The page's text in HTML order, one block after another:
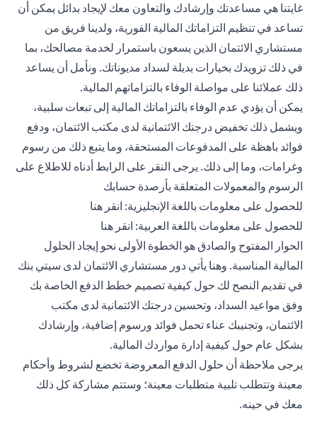
غايتنا هي مساعدتك وإرشادك والتعاون معك لإيجاد بدائل يمكن أن
تساعد في تنظيم التزاماتك المالية الفورية، ولدينا فريق من
مستشاري الائتمان الذين يسعون باستمرار لخدمة مصالحك، بما
في ذلك تزويدك بخيارات بديلة لسداد مديوناتك. ونأمل أن يساعد
ذلك عملائنا على مواصلة الوفاء بالتزاماتهم المالية.
يمكن أن يؤدي عدم الوفاء بالتزاماتك المالية إلى تبعات سلبية،
ويشمل ذلك تخفيض درجتك الائتمانية لدى مكتب الائتمان، ودفع
فوائد باهظة على المدفوعات المستحقة، وما يتبع ذلك من رسوم
وغرامات، وما إلى ذلك. يرجى النقر على الرابط أدناه للاطلاع على
الرسوم والمعمولات المتعلقة بأرصدة حسابك
للحصول على معلومات باللغة الإنجليزية: انقر هنا
للحصول على معلومات باللغة العربية: انقر هنا
الحوار المفتوح والصادق هو الخطوة الأولى نحو إيجاد الحلول
المالية المناسبة. وهنا يأتي دور مستشاري الائتمان لدى سيتي بنك
في تقديم النصح لك حول كيفية تصميم خطط الدفع الخاصة بك
وفق مواعيد السداد، وتحسين درجتك الائتمانية لدى مكتب
الائتمان، وتجنيبك عناء تحمل فوائد ورسوم إضافية، وإرشادك
بشكل عام حول كيفية إدارة مواردك المالية.
يرجى ملاحظة أن حلول الدفع المعروضة تخضع لشروط وأحكام
معينة وتتطلب تلبية متطلبات معينة؛ وستتم مشاركة كل ذلك
معك في حينه.